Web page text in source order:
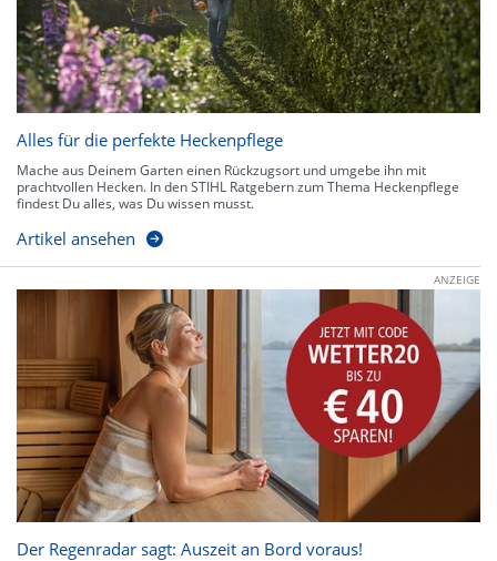
Alles für die perfekte Heckenpflege
Mache aus Deinem Garten einen Rückzugsort und umgebe ihn mit
prachtvollen Hecken. In den STIHL Ratgebern zum Thema Heckenpflege
findest Du alles, was Du wissen musst.
Artikel ansehen
ANZEIGE
Der Regenradar sagt: Auszeit an Bord voraus!